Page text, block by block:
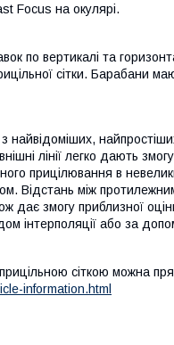
Focus на окулярі.
по вертикалі та
сітки. Барабани
найвідоміших,
лінії легко дають
прицілювання в
Відстань між
дає змогу приблизної
інтерполяції або за
сіткою можна
information.html